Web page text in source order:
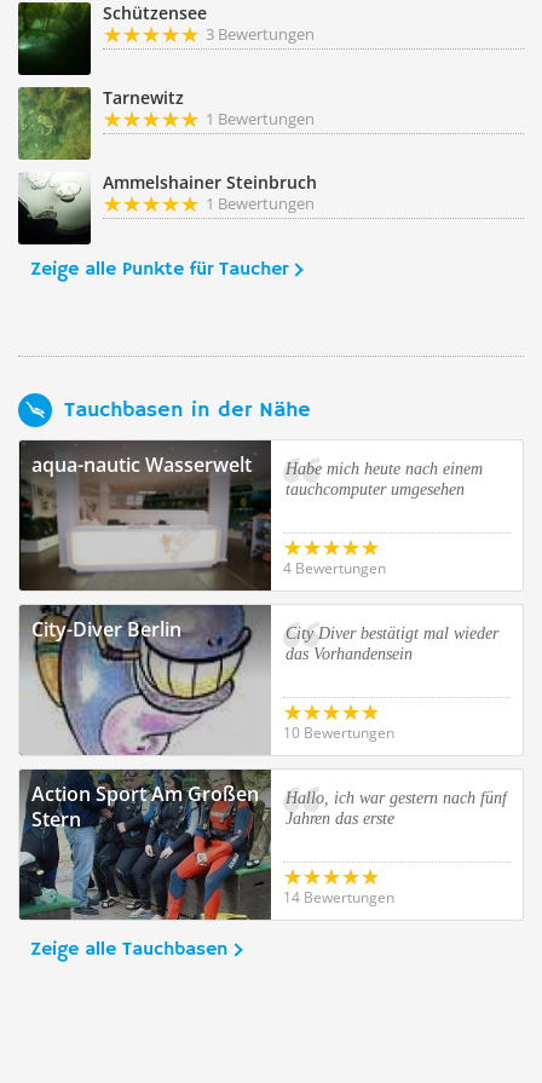
Schützensee
3 Bewertungen
Tarnewitz
1 Bewertungen
Ammelshainer Steinbruch
1 Bewertungen
Zeige alle Punkte für Taucher
Tauchbasen in der Nähe
aqua-nautic Wasserwelt
Habe mich heute nach einem
tauchcomputer umgesehen
4 Bewertungen
City-Diver Berlin
City Diver bestätigt mal wieder
das Vorhandensein
10 Bewertungen
Action Sport Am Großen
Stern
Hallo, ich war gestern nach fünf
Jahren das erste
14 Bewertungen
Zeige alle Tauchbasen